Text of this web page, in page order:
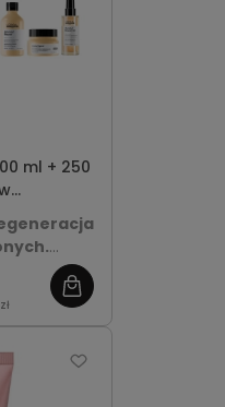
ml + 250
łączy
aby
połysku